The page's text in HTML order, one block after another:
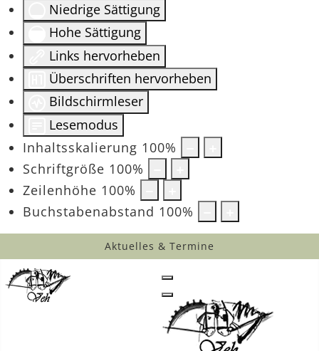
Niedrige Sättigung
Hohe Sättigung
Links hervorheben
Überschriften hervorheben
Bildschirmleser
Lesemodus
Inhaltsskalierung 100%
Schriftgröße 100%
Zeilenhöhe 100%
Buchstabenabstand 100%
Aktuelles & Termine